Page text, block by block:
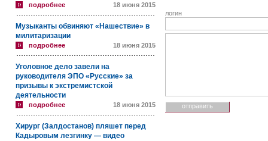
подробнее 18 июня 2015
Музыканты обвиняют «Нашествие» в
милитаризации
подробнее 18 июня 2015
Уголовное дело завели на
руководителя ЭПО «Русские» за
призывы к экстремистской
деятельности
подробнее 18 июня 2015
Хирург (Залдостанов) пляшет перед
Кадыровым лезгинку — видео
логин